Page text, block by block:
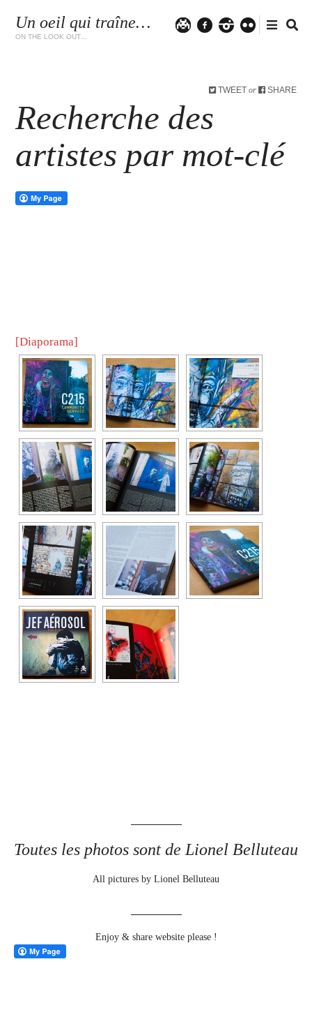
Un oeil qui traîne…
ON THE LOOK OUT…
TWEET or SHARE
Recherche des
artistes par mot-clé
[Diaporama]
Toutes les photos sont de Lionel Belluteau
All pictures by Lionel Belluteau
Enjoy & share website please !